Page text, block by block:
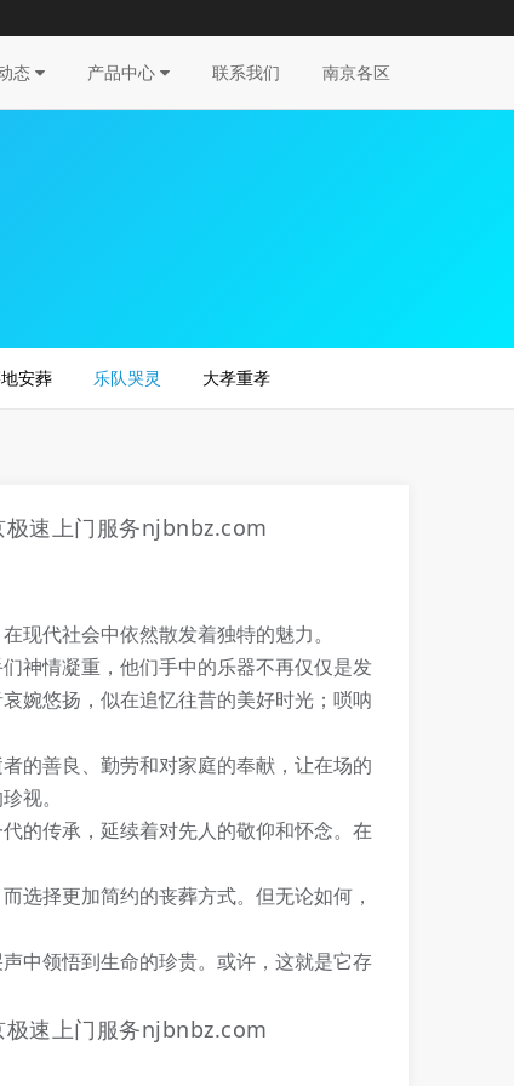
态 产品中心 联系我们 南京各区
安葬 乐队哭灵 大孝重孝
极速上门服务njbnbz.com
现代社会中依然散发着独特的魅力。
神情凝重，他们手中的乐器不再仅仅是发
婉悠扬，似在追忆往昔的美好时光；唢呐
的善良、勤劳和对家庭的奉献，让在场的
视。
的传承，延续着对先人的敬仰和怀念。在
选择更加简约的丧葬方式。但无论如何，
中领悟到生命的珍贵。或许，这就是它存
极速上门服务njbnbz.com